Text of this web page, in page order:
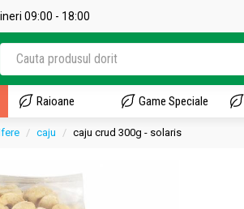
09:00 - 18:00
Raioane Game Speciale
caju caju crud 300g - solaris